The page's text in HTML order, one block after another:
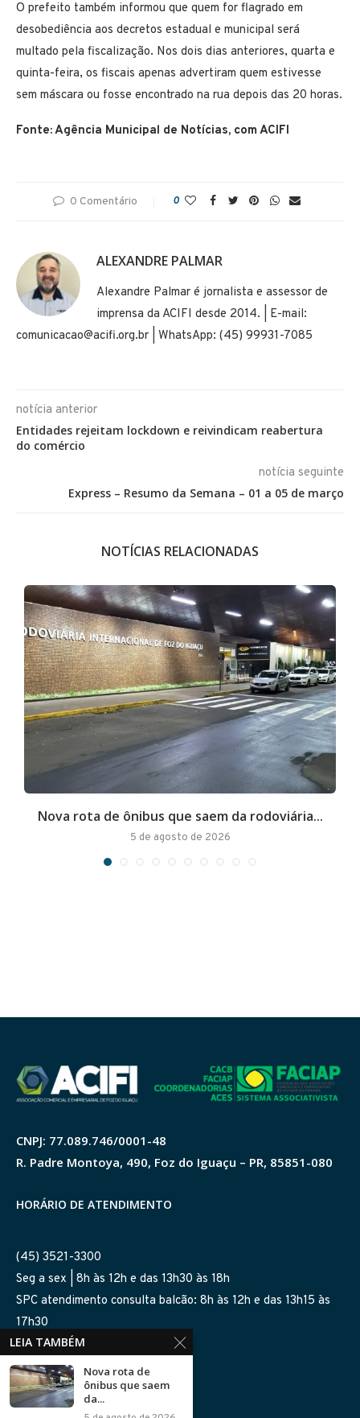
O prefeito também informou que quem for flagrado em
desobediência aos decretos estadual e municipal será
multado pela fiscalização. Nos dois dias anteriores, quarta e
quinta-feira, os fiscais apenas advertiram quem estivesse
sem máscara ou fosse encontrado na rua depois das 20 horas.
Fonte: Agência Municipal de Notícias, com ACIFI
0 Comentário 0
ALEXANDRE PALMAR
Alexandre Palmar é jornalista e assessor de
imprensa da ACIFI desde 2014. | E-mail:
comunicacao@acifi.org.br | WhatsApp: (45) 99931-7085
notícia anterior
Entidades rejeitam lockdown e reivindicam reabertura
do comércio
notícia seguinte
Express – Resumo da Semana – 01 a 05 de março
NOTÍCIAS RELACIONADAS
Nova rota de ônibus que saem da rodoviária...
5 de agosto de 2026
CNPJ: 77.089.746/0001-48
R. Padre Montoya, 490, Foz do Iguaçu – PR, 85851-080
HORÁRIO DE ATENDIMENTO
(45) 3521-3300
Seg a sex | 8h às 12h e das 13h30 às 18h
SPC atendimento consulta balcão: 8h às 12h e das 13h15 às
17h30
SIGA-NOS NAS REDES
LEIA TAMBÉM
Nova rota de
ônibus que saem
da...